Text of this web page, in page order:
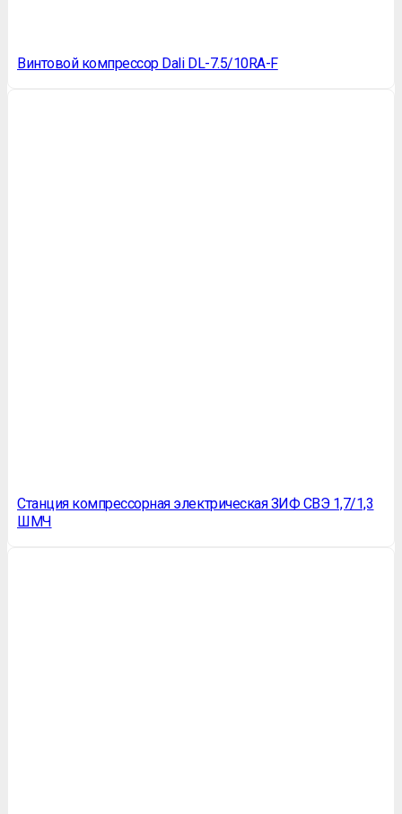
Винтовой компрессор Dali DL-7.5/10RA-F
Станция компрессорная электрическая ЗИФ СВЭ 1,7/1,3
ШМЧ